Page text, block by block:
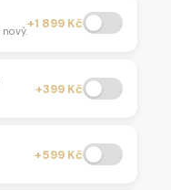
+1 899 Kč
+399 Kč
+599 Kč